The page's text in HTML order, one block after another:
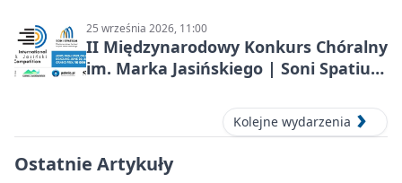
25 września 2026, 11:00
II Międzynarodowy Konkurs Chóralny
im. Marka Jasińskiego | Soni Spatium
Kolejne wydarzenia
Ostatnie Artykuły